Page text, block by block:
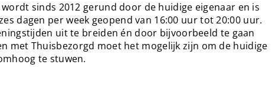
sinds 2012 gerund door de huidige eigenaar en is
dagen per week geopend van 16:00 uur tot 20:00 uur.
uit te breiden én door bijvoorbeeld te gaan
met Thuisbezorgd moet het mogelijk zijn om de huidige
te stuwen.